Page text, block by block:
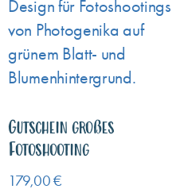
Gutschein großes
Fotoshooting
179,00€